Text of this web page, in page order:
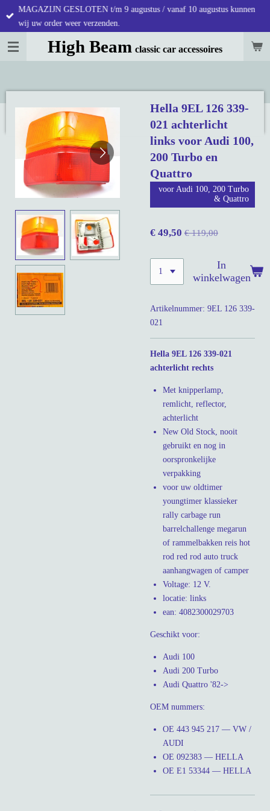
Ga
direct
naar
de
High Beam classic car accessoires
MAGAZIJN GESLOTEN t/m 9 augustus / vanaf 10 augustus kunnen
wij uw order weer verzenden.
Hella 9EL 126 339-
021 achterlicht
links voor Audi 100,
200 Turbo en
Quattro
voor Audi 100, 200 Turbo
& Quattro
€ 49,50 € 119,00
In
winkelwagen
Artikelnummer: 9EL 126 339-
021
Hella 9EL 126 339-021
achterlicht rechts
Met knipperlamp,
remlicht, reflector,
achterlicht
New Old Stock, nooit
gebruikt en nog in
oorspronkelijke
verpakking
voor uw oldtimer
youngtimer klassieker
rally carbage run
barrelchallenge megarun
of rammelbakken reis hot
rod red rod auto truck
aanhangwagen of camper
Voltage: 12 V.
locatie: links
ean: 4082300029703
Geschikt voor:
Audi 100
Audi 200 Turbo
Audi Quattro '82->
OEM nummers:
OE 443 945 217 — VW /
AUDI
OE 092383 — HELLA
OE E1 53344 — HELLA